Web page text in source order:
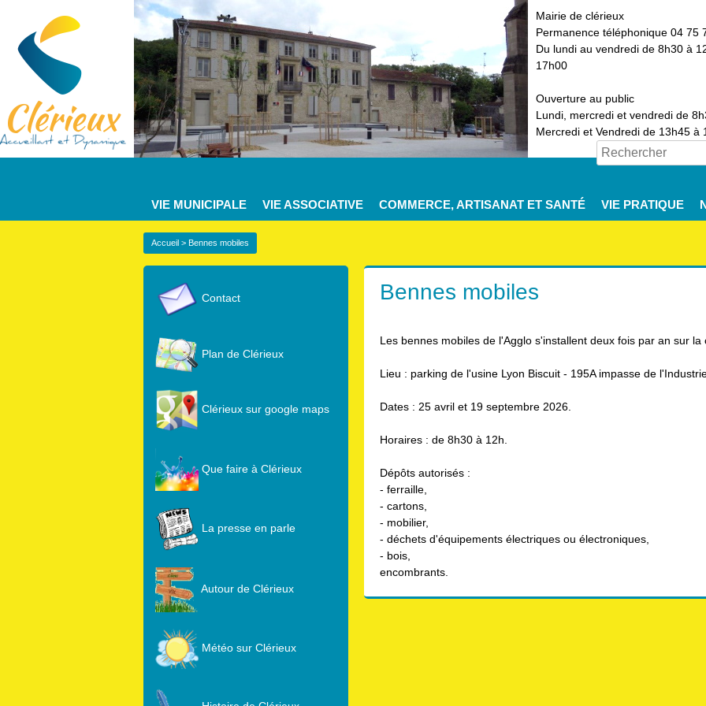
Mairie de clérieux
Permanence téléphonique 04 75
Du lundi au vendredi de 8h30 à
17h00
Ouverture au public
Lundi, mercredi et vendredi de
Mercredi et Vendredi de 13h45 à
VIE MUNICIPALE VIE ASSOCIATIVE COMMERCE, ARTISANAT ET SANTÉ VIE PRATIQUE
Accueil > Bennes mobiles
Bennes mobiles
Les bennes mobiles de l'Agglo s'installent deux fois par an sur
Lieu : parking de l'usine Lyon Biscuit - 195A impasse de
Dates : 25 avril et 19 septembre 2026.
Horaires : de 8h30 à 12h.
Dépôts autorisés :
- ferraille,
- cartons,
- mobilier,
- déchets d'équipements électriques ou électroniques,
- bois,
encombrants.
Contact
Plan de Clérieux
Clérieux sur google maps
Que faire à Clérieux
La presse en parle
Autour de Clérieux
Météo sur Clérieux